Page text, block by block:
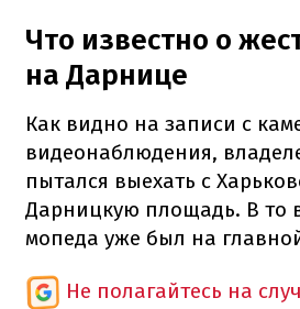
Что известно о
на Дарнице
Как видно на записи с
видеонаблюдения,
пытался выехать с
Дарницкую площадь. В то
мопеда уже был на
Не полагайтесь на